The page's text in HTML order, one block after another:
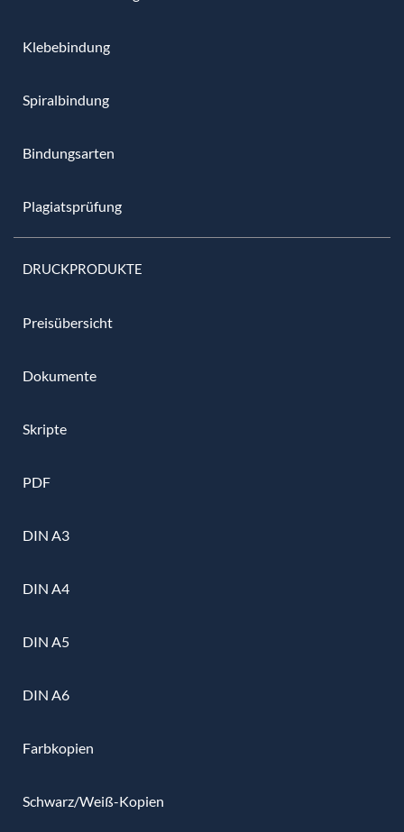
Klebebindung
Spiralbindung
Bindungsarten
Plagiatsprüfung
DRUCKPRODUKTE
Preisübersicht
Dokumente
Skripte
PDF
DIN A3
DIN A4
DIN A5
DIN A6
Farbkopien
Schwarz/Weiß-Kopien